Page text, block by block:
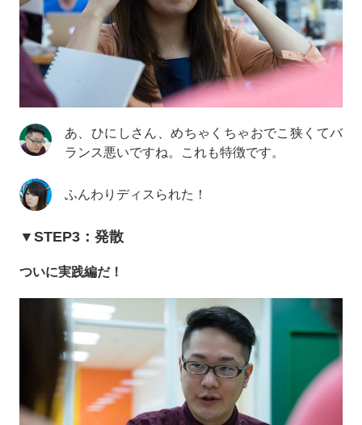
あ、ひにしさん、めちゃくちゃおでこ狭くてバ
ランス悪いですね。これも特徴です。
ふんわりディスられた！
▼STEP3：発散
ついに実践編だ！